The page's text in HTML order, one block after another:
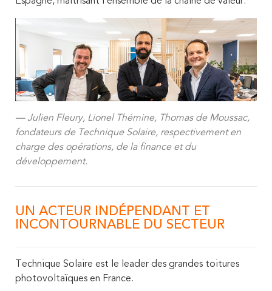
Julien Fleury, Lionel Thémine, Thomas de Moussac,
fondateurs de Technique Solaire, respectivement en
charge des opérations, de la finance et du
développement.
UN ACTEUR INDÉPENDANT ET
INCONTOURNABLE DU SECTEUR
Technique Solaire est le leader des grandes toitures
photovoltaïques en France.